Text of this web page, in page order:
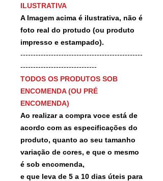
ILUSTRATIVA
A Imagem acima é ilustrativa, não é
foto real do protudo (ou produto
impresso e estampado).
------------------------------------------------
------------------------------
TODOS OS PRODUTOS SOB
ENCOMENDA (OU PRÉ
ENCOMENDA)
Ao realizar a compra voce está de
acordo com as especificações do
produto, quanto ao seu tamanho
variação de cores, e que o mesmo
é sob encomenda,
e que leva de 5 a 10 dias úteis para